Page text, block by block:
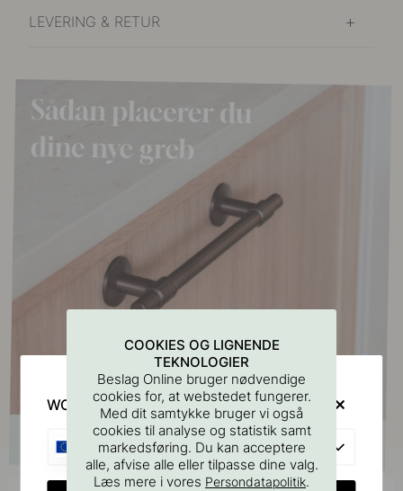
LEVERING & RETUR
COOKIES OG LIGNENDE
TEKNOLOGIER
Beslag Online bruger nødvendige
cookies for, at webstedet fungerer.
Med dit samtykke bruger vi også
cookies til analyse og statistik samt
markedsføring. Du kan acceptere
alle, afvise alle eller tilpasse dine valg.
Læs mere i vores Persondatapolitik.
WOULD YOU RATHER VISIT?
EU